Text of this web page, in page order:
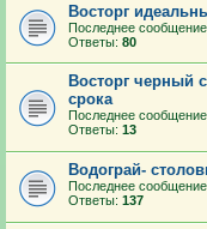
Восторг
Последнее сообщение
Ответы: 80
Восторг черный
срока
Последнее сообщение
Ответы: 13
Водограй-
Последнее сообщение
Ответы: 137